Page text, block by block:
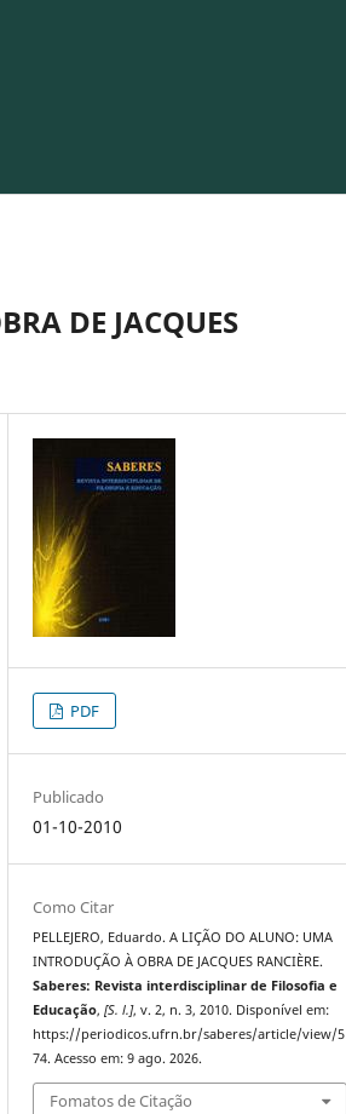
DE JACQUES
PDF
Publicado
01-10-2010
Como Citar
PELLEJERO, Eduardo. A LIÇÃO DO ALUNO: UMA
INTRODUÇÃO À OBRA DE JACQUES RANCIÈRE.
Saberes: Revista interdisciplinar de Filosofia e
Educação,[S. l.], v. 2, n. 3, 2010. Disponível em:
https://periodicos.ufrn.br/saberes/article/view/5
74. Acesso em: 9 ago. 2026.
Fomatos de Citação